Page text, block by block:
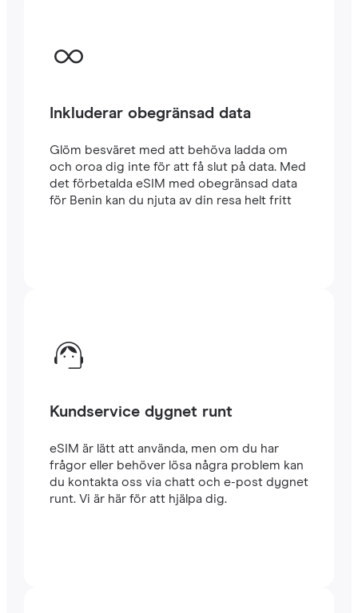
Inkluderar obegränsad data
Glöm besväret med att behöva ladda om
och oroa dig inte för att få slut på data. Med
det förbetalda eSIM med obegränsad data
för Benin kan du njuta av din resa helt fritt
Kundservice dygnet runt
eSIM är lätt att använda, men om du har
frågor eller behöver lösa några problem kan
du kontakta oss via chatt och e-post dygnet
runt. Vi är här för att hjälpa dig.